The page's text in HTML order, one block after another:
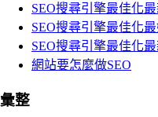
SEO搜尋引擎最佳化
SEO搜尋引擎最佳化
SEO搜尋引擎最佳化
網站要怎麼做SEO
彙整